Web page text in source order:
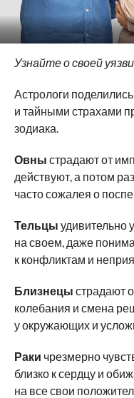
Узнайте о своей
Астрологи
и тайными страхами
зодиака.
Овны страдают от
действуют, а потом
часто сожалея о
Тельцы удивительно
на своем, даже
к конфликтам и
Близнецы страдают
колебания и смена
у окружающих и
Раки чрезмерно
близко к сердцу и
на все свои